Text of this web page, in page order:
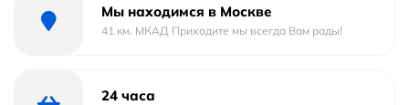
Мы находимся в Москве
41 км. МКАД Приходите мы всегда Вам рады!
24 часа